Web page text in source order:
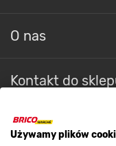
Używamy plików
O nas
Kontakt do
Strefa biznesu